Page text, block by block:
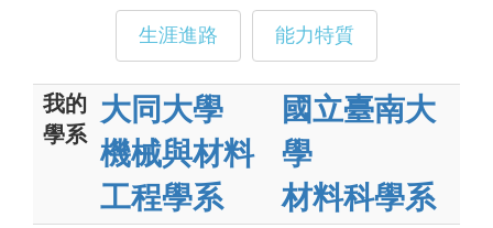
生涯進路 能力特質
我的
學系
大同大學
機械與材料
工程學系
國立臺南大
學
材料科學系